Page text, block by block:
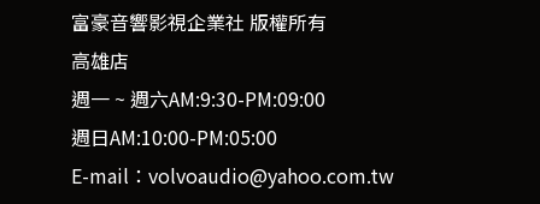
富豪音響影視企業社 版權所有
高雄店
週一 ~ 週六AM:9:30-PM:09:00
週日AM:10:00-PM:05:00
E-mail：volvoaudio@yahoo.com.tw